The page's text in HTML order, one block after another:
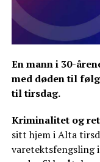
En mann i 30-
med døden til
til tirsdag.
Kriminalitet og
sitt hjem i Alta
varetektsfengsling